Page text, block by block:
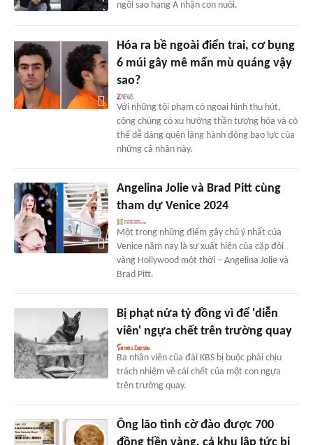
ngôi sao hạng A nhận con nuôi.
Hóa ra bề ngoài điển trai, cơ bụng
6 múi gây mê mẩn mù quáng vậy
sao?
Với những tội phạm có ngoại hình thu hút,
công chúng có xu hướng thần tượng hóa và có
thể dễ dàng quên lãng hành động bạo lực của
những cá nhân này.
Angelina Jolie và Brad Pitt cùng
tham dự Venice 2024
Một trong những điểm gây chú ý nhất của
Venice năm nay là sự xuất hiện của cặp đôi
vàng Hollywood một thời – Angelina Jolie và
Brad Pitt.
Bị phạt nửa tỷ đồng vì để 'diễn
viên' ngựa chết trên trường quay
Ba nhân viên của đài KBS bị buộc phải chịu
trách nhiệm về cái chết của một con ngựa
trên trường quay.
Ông lão tình cờ đào được 700